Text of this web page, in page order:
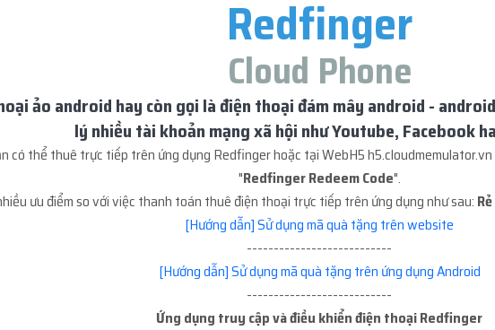
Redfinger
Cloud Phone
ảo android hay còn gọi là điện thoại đám mây android -
lý nhiều tài khoản mạng xã hội như Youtube, Facebook
có thể thuê trực tiếp trên ứng dụng Redfinger hoặc tại WebH5 h5.cloudmemulator.vn
"Redfinger Redeem Code".
ưu điểm so với việc thanh toán thuê điện thoại trực tiếp trên ứng dụng như sau:
[Hướng dẫn] Sử dụng mã quà tặng trên website
---------------------------
[Hướng dẫn] Sử dụng mã quà tặng trên ứng dụng Android
---------------------------
Ứng dụng truy cập và điều khiển điện thoại Redfinger